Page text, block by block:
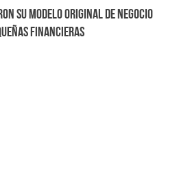
su modelo original de negocio
financieras